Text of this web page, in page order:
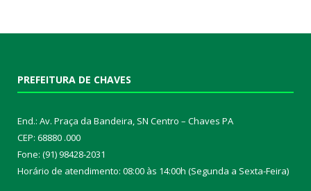
PREFEITURA DE CHAVES
End.: Av. Praça da Bandeira, SN Centro – Chaves PA
CEP: 68880 .000
Fone: (91) 98428-2031
Horário de atendimento: 08:00 às 14:00h (Segunda a Sexta-Feira)